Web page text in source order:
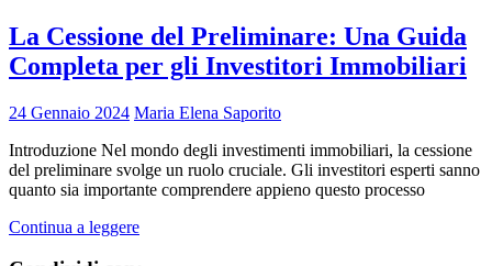
La Cessione del Preliminare: Una Guida
Completa per gli Investitori Immobiliari
24 Gennaio 2024 Maria Elena Saporito
Introduzione Nel mondo degli investimenti immobiliari, la cessione
del preliminare svolge un ruolo cruciale. Gli investitori esperti sanno
quanto sia importante comprendere appieno questo processo
Continua a leggere